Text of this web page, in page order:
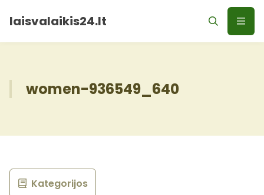
laisvalaikis24.lt
women-936549_640
Kategorijos